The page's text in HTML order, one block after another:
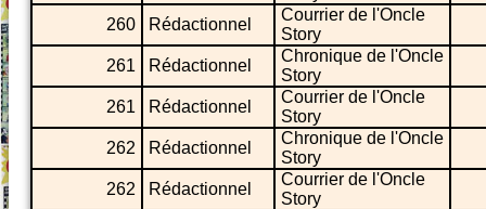
260
Rédactionnel
Courrier de l'Oncle
Story
261
Rédactionnel
Chronique de l'Oncle
Story
261
Rédactionnel
Courrier de l'Oncle
Story
262
Rédactionnel
Chronique de l'Oncle
Story
262
Rédactionnel
Courrier de l'Oncle
Story